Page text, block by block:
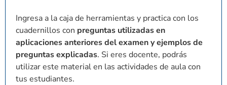
Ingresa a la caja de herramientas y practica con los
cuadernillos con preguntas utilizadas en
aplicaciones anteriores del examen y ejemplos de
preguntas explicadas. Si eres docente, podrás
utilizar este material en las actividades de aula con
tus estudiantes.